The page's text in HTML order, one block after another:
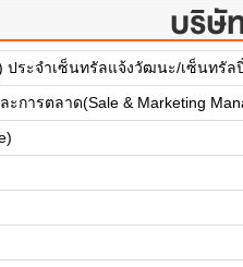
บริษั
ประจำเซ็นทรัลแจ้งวัฒนะ/เซ็นทรัล
ะการตลาด(Sale & Marketing